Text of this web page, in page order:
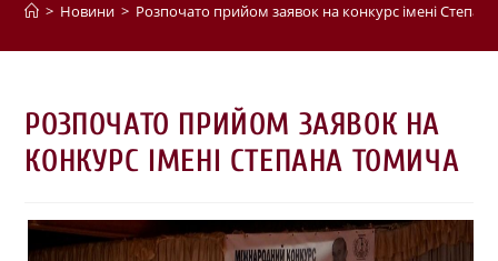
> Новини > Розпочато прийом заявок на конкурс імені
РОЗПОЧАТО ПРИЙОМ ЗАЯВОК НА
КОНКУРС ІМЕНІ СТЕПАНА ТОМИЧА